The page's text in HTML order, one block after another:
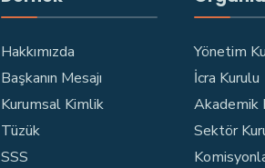
Hakkımızda
Başkanın Mesajı
Kurumsal Kimlik
Tüzük
SSS
Yönetim
İcra Kurulu
Akademik
Sektör